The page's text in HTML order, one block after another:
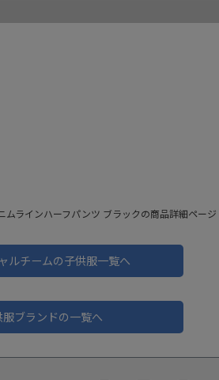
ムラインハーフパンツ ブラックの商品詳細ページ
ルチームの子供服一覧へ
服ブランドの一覧へ